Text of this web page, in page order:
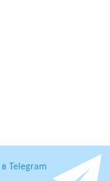
в Telegram